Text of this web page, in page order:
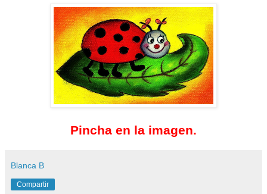
Pincha en la imagen.
Blanca B
Compartir